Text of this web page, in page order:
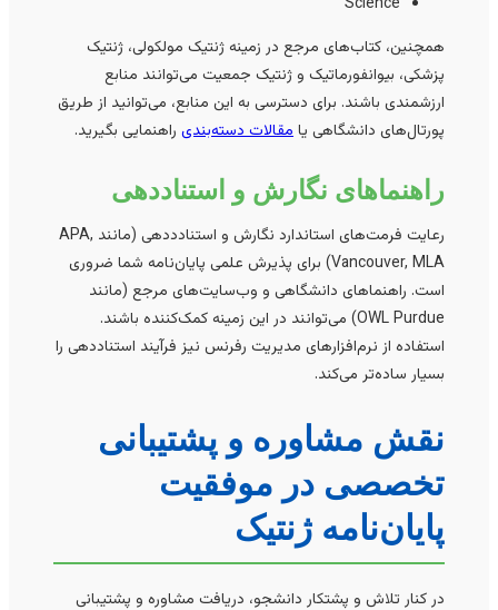
همچنین، کتاب‌های مرجع در زمینه ژنتیک مولکولی، ژنتیک
پزشکی، بیوانفورماتیک و ژنتیک جمعیت می‌توانند منابع
ارزشمندی باشند. برای دسترسی به این منابع، می‌توانید از طریق
پورتال‌های دانشگاهی یامقالات دسته‌بندیراهنمایی بگیرید.
راهنماهای نگارش و استناددهی
رعایت فرمت‌های استاندارد نگارش و استنادددهی (مانند APA,
Vancouver, MLA) برای پذیرش علمی پایان‌نامه شما ضروری
است. راهنماهای دانشگاهی و وب‌سایت‌های مرجع (مانند
OWL Purdue) می‌توانند در این زمینه کمک‌کننده باشند.
استفاده از نرم‌افزارهای مدیریت رفرنس نیز فرآیند استناددهی را
بسیار ساده‌تر می‌کند.
نقش مشاوره و پشتیبانی
تخصصی در موفقیت
پایان‌نامه ژنتیک
در کنار تلاش و پشتکار دانشجو، دریافت مشاوره و پشتیبانی